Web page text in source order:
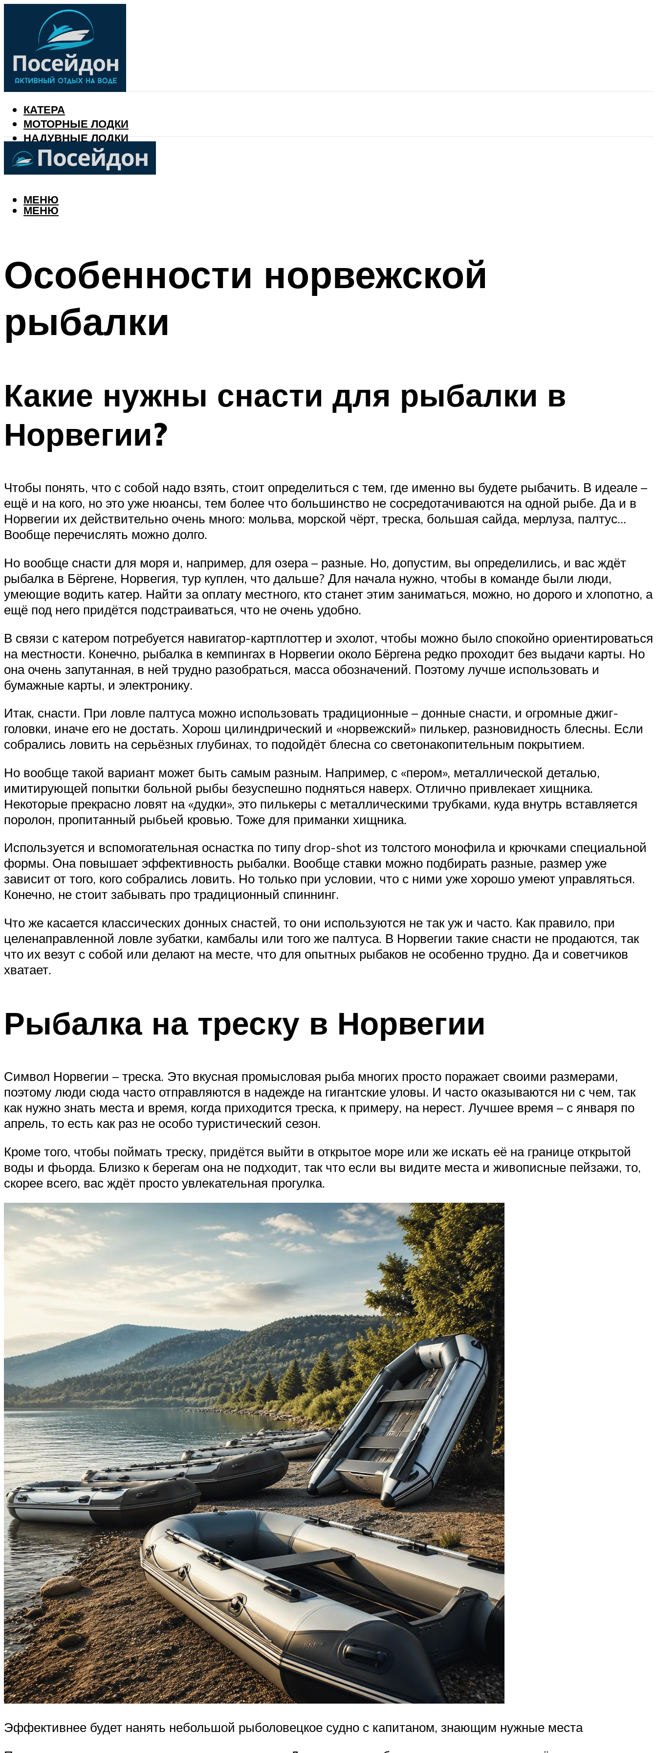
КАТЕРА
МОТОРНЫЕ ЛОДКИ
НАДУВНЫЕ ЛОДКИ
РЫБАЛКА
КАЛЕНДАРЬ РЫБАКА
МЕНЮ
МЕНЮ
Особенности норвежской
рыбалки
Какие нужны снасти для рыбалки в
Норвегии?
Чтобы понять, что с собой надо взять, стоит определиться с тем, где именно вы будете рыбачить. В идеале –
ещё и на кого, но это уже нюансы, тем более что большинство не сосредотачиваются на одной рыбе. Да и в
Норвегии их действительно очень много: мольва, морской чёрт, треска, большая сайда, мерлуза, палтус…
Вообще перечислять можно долго.
Но вообще снасти для моря и, например, для озера – разные. Но, допустим, вы определились, и вас ждёт
рыбалка в Бёргене, Норвегия, тур куплен, что дальше? Для начала нужно, чтобы в команде были люди,
умеющие водить катер. Найти за оплату местного, кто станет этим заниматься, можно, но дорого и хлопотно, а
ещё под него придётся подстраиваться, что не очень удобно.
В связи с катером потребуется навигатор-картплоттер и эхолот, чтобы можно было спокойно ориентироваться
на местности. Конечно, рыбалка в кемпингах в Норвегии около Бёргена редко проходит без выдачи карты. Но
она очень запутанная, в ней трудно разобраться, масса обозначений. Поэтому лучше использовать и
бумажные карты, и электронику.
Итак, снасти. При ловле палтуса можно использовать традиционные – донные снасти, и огромные джиг-
головки, иначе его не достать. Хорош цилиндрический и «норвежский» пилькер, разновидность блесны. Если
собрались ловить на серьёзных глубинах, то подойдёт блесна со светонакопительным покрытием.
Но вообще такой вариант может быть самым разным. Например, с «пером», металлической деталью,
имитирующей попытки больной рыбы безуспешно подняться наверх. Отлично привлекает хищника.
Некоторые прекрасно ловят на «дудки», это пилькеры с металлическими трубками, куда внутрь вставляется
поролон, пропитанный рыбьей кровью. Тоже для приманки хищника.
Используется и вспомогательная оснастка по типу drop-shot из толстого монофила и крючками специальной
формы. Она повышает эффективность рыбалки. Вообще ставки можно подбирать разные, размер уже
зависит от того, кого собрались ловить. Но только при условии, что с ними уже хорошо умеют управляться.
Конечно, не стоит забывать про традиционный спиннинг.
Что же касается классических донных снастей, то они используются не так уж и часто. Как правило, при
целенаправленной ловле зубатки, камбалы или того же палтуса. В Норвегии такие снасти не продаются, так
что их везут с собой или делают на месте, что для опытных рыбаков не особенно трудно. Да и советчиков
хватает.
Рыбалка на треску в Норвегии
Символ Норвегии – треска. Это вкусная промысловая рыба многих просто поражает своими размерами,
поэтому люди сюда часто отправляются в надежде на гигантские уловы. И часто оказываются ни с чем, так
как нужно знать места и время, когда приходится треска, к примеру, на нерест. Лучшее время – с января по
апрель, то есть как раз не особо туристический сезон.
Кроме того, чтобы поймать треску, придётся выйти в открытое море или же искать её на границе открытой
воды и фьорда. Близко к берегам она не подходит, так что если вы видите места и живописные пейзажи, то,
скорее всего, вас ждёт просто увлекательная прогулка.
Эффективнее будет нанять небольшой рыболовецкое судно с капитаном, знающим нужные места